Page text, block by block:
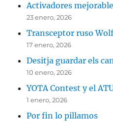
Activadores
23 enero, 2026
Transceptor ruso
17 enero, 2026
Desitja guardar els
10 enero, 2026
YOTA Contest y el
1 enero, 2026
Por fin lo pillamos